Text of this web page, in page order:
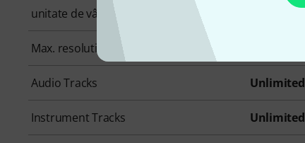
unitate de vânzare
Max. resolution in bit
Audio Tracks Unlimited
Instrument Tracks Unlimited